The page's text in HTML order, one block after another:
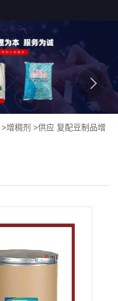
>增稠剂 >供应 复配豆制品增